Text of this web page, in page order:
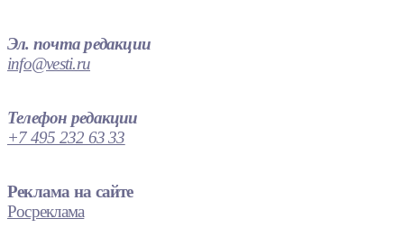
Эл. почта редакции
info@vesti.ru
Телефон редакции
+7 495 232 63 33
Реклама на сайте
Росреклама